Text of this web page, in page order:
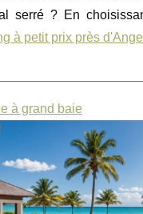
serré ? En
à petit prix près
à grand baie